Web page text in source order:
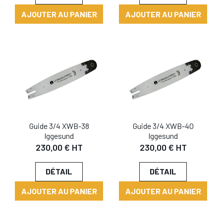
AJOUTER AU PANIER AJOUTER AU PANIER
Guide 3/4 XWB-38
Iggesund
230,00 € HT
DÉTAIL
AJOUTER AU PANIER
Guide 3/4 XWB-40
Iggesund
230,00 € HT
DÉTAIL
AJOUTER AU PANIER